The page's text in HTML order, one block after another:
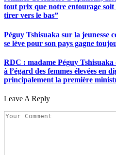
tout prix que notre entourage
tirer vers le bas”
Péguy Tshisuaka sur la jeunesse
se lève pour son pays gagne
RDC : madame Péguy Tshisuaka
à l’égard des femmes élevées en
principalement la première
Leave A Reply